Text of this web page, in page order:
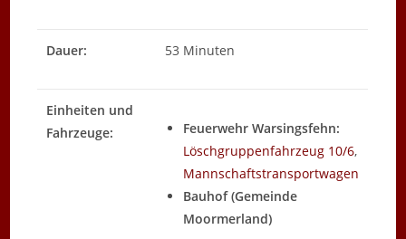
Dauer: 53 Minuten
Einheiten und
Fahrzeuge:
Feuerwehr Warsingsfehn:
Löschgruppenfahrzeug 10/6,
Mannschaftstransportwagen
Bauhof (Gemeinde
Moormerland)